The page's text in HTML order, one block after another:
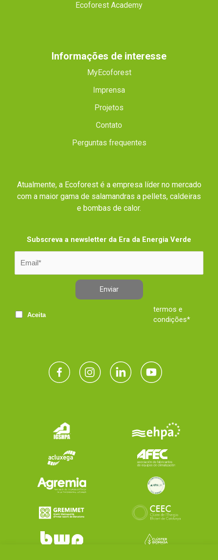
Ecoforest Academy
Informações de interesse
MyEcoforest
Imprensa
Projetos
Contato
Perguntas frequentes
Atualmente, a Ecoforest é a empresa líder no mercado
com a maior gama de salamandras a pellets, caldeiras
e bombas de calor.
Subscreva a newsletter da Era da Energia Verde
Enviar
Aceita
termos e
condições*